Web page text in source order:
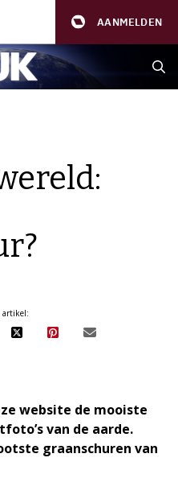
AANMELDEN
artikel:
website de mooiste
van de aarde.
graanschuren van